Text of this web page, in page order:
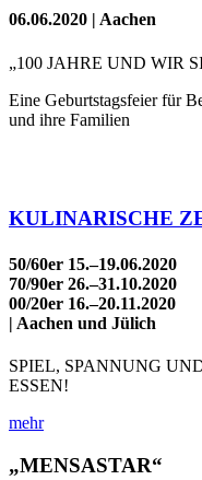
06.06.2020 | Aachen
„100 JAHRE UND WIR
Eine Geburtstagsfeier für
und ihre Familien
KULINARISCHE
50/60er 15.–19.06.2020
70/90er 26.–31.10.2020
00/20er 16.–20.11.2020
| Aachen und Jülich
SPIEL, SPANNUNG
ESSEN!
mehr
„MENSASTAR“